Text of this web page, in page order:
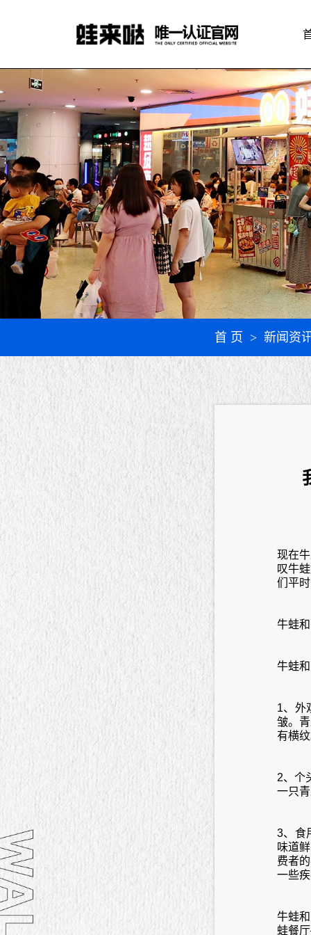
首 页 > 新闻资
现在
叹牛
们平
牛蛙
牛蛙
1、外
皱。
有横
2、个
一只
3、食
味道
费者
一些
牛蛙
蛙餐厅